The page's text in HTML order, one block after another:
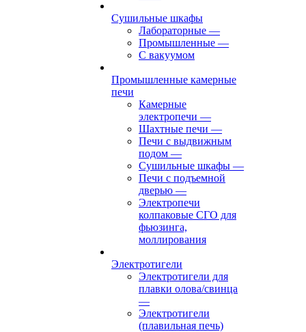
Сушильные шкафы
Лабораторные —
Промышленные —
С вакуумом
Промышленные камерные
печи
Камерные
электропечи —
Шахтные печи —
Печи с выдвижным
подом —
Сушильные шкафы —
Печи с подъемной
дверью —
Электропечи
колпаковые СГО для
фьюзинга,
моллирования
Электротигели
Электротигели для
плавки олова/свинца
—
Электротигели
(плавильная печь)